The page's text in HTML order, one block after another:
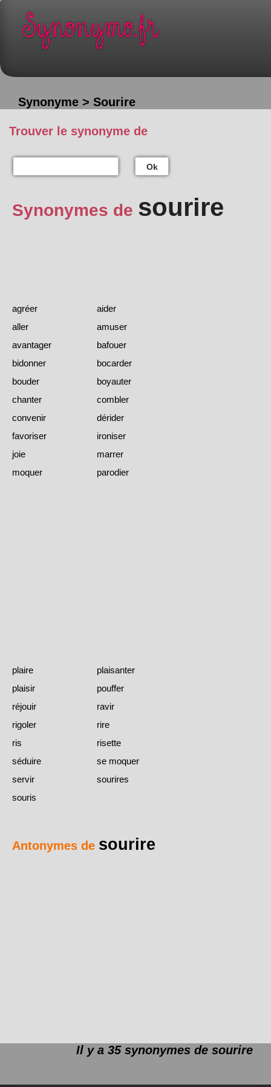
Synonyme > Sourire
Trouver le synonyme de
Ok
Synonymes de sourire
agréer
aider
aller
amuser
avantager
bafouer
bidonner
bocarder
bouder
boyauter
chanter
combler
convenir
dérider
favoriser
ironiser
joie
marrer
moquer
parodier
plaire
plaisanter
plaisir
pouffer
réjouir
ravir
rigoler
rire
ris
risette
séduire
se moquer
servir
sourires
souris
Antonymes de sourire
Il y a 35 synonymes de sourire